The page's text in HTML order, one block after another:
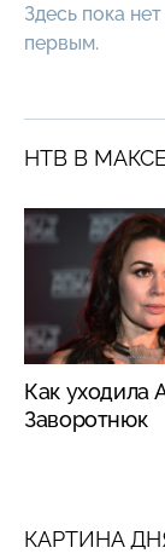
Здесь пока
первым.
НТВ В МАКСЕ
Как уходила
Заворотнюк
КАРТИНА